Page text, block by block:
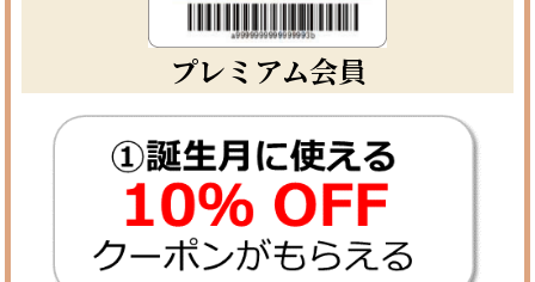
プレミアム会員